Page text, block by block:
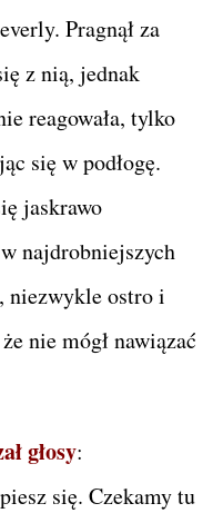
Pragnął za
z nią, jednak
reagowała, tylko
się w podłogę.
jaskrawo
najdrobniejszych
niezwykle ostro i
nie mógł nawiązać
głosy:
się. Czekamy tu